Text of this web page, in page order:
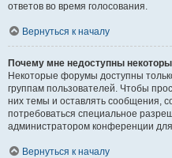
ответов во время голосования.
Вернуться к началу
Почему мне недоступны
Некоторые форумы доступны
группам пользователей. Чтобы
них темы и оставлять сообщения,
потребоваться специальное
администратором конференции
Вернуться к началу